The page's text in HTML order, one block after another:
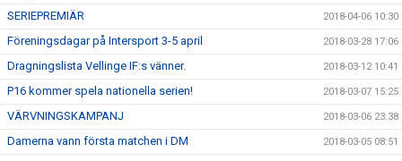
SERIEPREMIÄR 2018-04-06 10:30
Föreningsdagar på Intersport 3-5 april 2018-03-28 17:06
Dragningslista Vellinge IF:s vänner. 2018-03-12 10:41
P16 kommer spela nationella serien! 2018-03-07 15:25
VÄRVNINGSKAMPANJ 2018-03-06 23:38
Damerna vann första matchen i DM 2018-03-05 08:51